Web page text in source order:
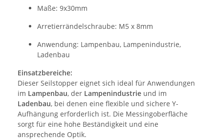
Maße: 9x30mm
Arretierrändelschraube: M5 x 8mm
Anwendung: Lampenbau, Lampenindustrie,
Ladenbau
Einsatzbereiche:
Dieser Seilstopper eignet sich ideal für Anwendungen
im Lampenbau, der Lampenindustrie und im
Ladenbau, bei denen eine flexible und sichere Y-
Aufhängung erforderlich ist. Die Messingoberfläche
sorgt für eine hohe Beständigkeit und eine
ansprechende Optik.